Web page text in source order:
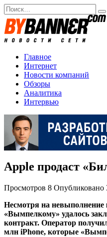
Перейти
к
содержанию
Search
for:
Главное
Интернет
Новости компаний
Обзоры
Аналитика
Интервью
Apple продаст
Просмотров 8 Опубликовано
Несмотря на невыполнение
«Вымпелкому» удалось
контракт. Оператор
млн iPhone, которые